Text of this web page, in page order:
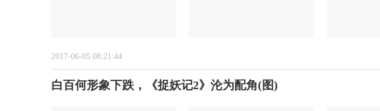
2017-06-05 08:21:44
白百何形象下跌，《捉妖记2》沦为配角(图)